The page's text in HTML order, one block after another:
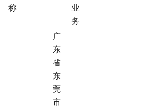
称
业
务
广
东
省
东
莞
市